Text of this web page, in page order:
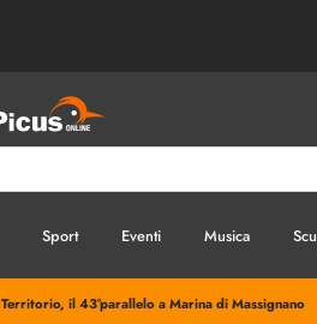
Sport Eventi Musica
Territorio, il 43°parallelo a Marina di Massignano